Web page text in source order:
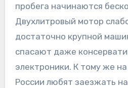
пробега начинаются
Двухлитровый мотор
достаточно крупной
спасают даже
электроники. К тому же
России любят заезжать